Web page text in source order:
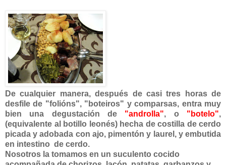
De cualquier manera, después de casi tres horas de
desfile de "folións", "boteiros" y comparsas, entra muy
bien una degustación de "androlla", o "botelo",
(equivalente al botillo leonés) hecha de costilla de cerdo
picada y adobada con ajo, pimentón y laurel, y embutida
en intestino de cerdo.
Nosotros la tomamos en un suculento cocido